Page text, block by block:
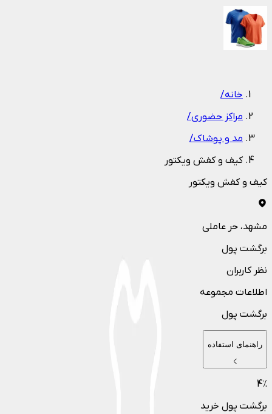
خانه/
مراکز حضوری/
مد و پوشاک/
کيف و کفش ويکتور
کيف و کفش ويکتور
مشهد، حر عاملی
برگشت پول
نظر کاربران
اطلاعات مجموعه
برگشت پول
راهنمای استفاده
4٪
برگشت پول خرید